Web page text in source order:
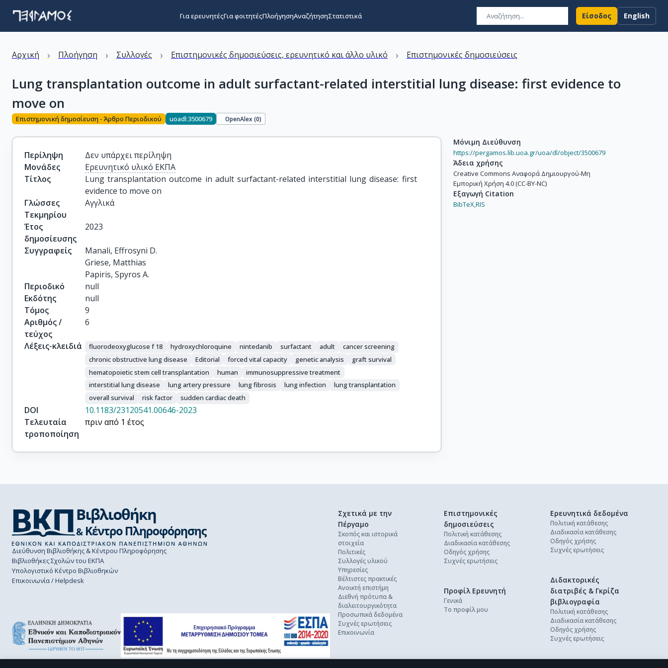
Για ερευνητέςΓια φοιτητέςΠλοήγησηΑναζήτησηΣτατιστικά Είσοδος English
Αρχική › Πλοήγηση › Συλλογές › Επιστημονικές δημοσιεύσεις, ερευνητικό και άλλο υλικό › Επιστημονικές δημοσιεύσεις
Lung transplantation outcome in adult surfactant-related interstitial lung disease: first evidence to
move on
Επιστημονική δημοσίευση - Άρθρο Περιοδικού uoadl:3500679 OpenAlex (0)
Περίληψη
Δεν υπάρχει περίληψη
Μονάδες
Ερευνητικό υλικό ΕΚΠΑ
Τίτλος
Lung transplantation outcome in adult surfactant-related interstitial lung disease: first
evidence to move on
Γλώσσες
Τεκμηρίου
Αγγλικά
Έτος
δημοσίευσης
2023
Συγγραφείς
Manali, Effrosyni D.
Griese, Matthias
Papiris, Spyros A.
Περιοδικό
null
Εκδότης
null
Τόμος
9
Αριθμός /
τεύχος
6
Λέξεις-κλειδιά fluorodeoxyglucose f 18 hydroxychloroquine nintedanib surfactant adult
cancer screening
chronic obstructive lung disease
Editorial forced vital capacity genetic analysis
graft survival
hematopoietic stem cell transplantation
human
immunosuppressive treatment
interstitial lung disease
lung artery pressure lung fibrosis lung infection
lung transplantation
overall survival
risk factor sudden cardiac death
DOI
10.1183/23120541.00646-2023
Τελευταία
τροποποίηση
πριν από 1 έτος
Μόνιμη Διεύθυνση
https://pergamos.lib.uoa.gr/uoa/dl/object/3500679
Άδεια χρήσης
Creative Commons Αναφορά Δημιουργού-Μη
Εμπορική Χρήση 4.0 (CC-BY-NC)
Εξαγωγή Citation
BibTeX,RIS
Διεύθυνση Βιβλιοθήκης & Κέντρου Πληροφόρησης
Βιβλιοθήκες Σχολών του ΕΚΠΑ
Υπολογιστικό Κέντρο Βιβλιοθηκών
Επικοινωνία / Helpdesk
Σχετικά με την
Πέργαμο
Σκοπός και ιστορικά
στοιχεία
Πολιτικές
Συλλογές υλικού
Υπηρεσίες
Βέλτιστες πρακτικές
Ανοικτή επιστήμη
Διεθνή πρότυπα &
διαλειτουργικότητα
Προσωπικά δεδομένα
Συχνές ερωτήσεις
Επικοινωνία
Επιστημονικές
δημοσιεύσεις
Πολιτική κατάθεσης
Διαδικασία κατάθεσης
Οδηγός χρήσης
Συχνές ερωτήσεις
Ερευνητικά δεδομένα
Πολιτική κατάθεσης
Διαδικασία κατάθεσης
Οδηγός χρήσης
Συχνές ερωτήσεις
Διδακτορικές
διατριβές & Γκρίζα
βιβλιογραφία
Πολιτική κατάθεσης
Διαδικασία κατάθεσης
Οδηγός χρήσης
Συχνές ερωτήσεις
Προφίλ Ερευνητή
Γενικά
Το προφίλ μου